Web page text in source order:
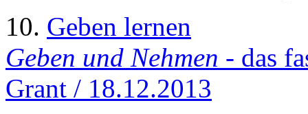
10. Geben lernen
Geben und Nehmen - das
Grant / 18.12.2013